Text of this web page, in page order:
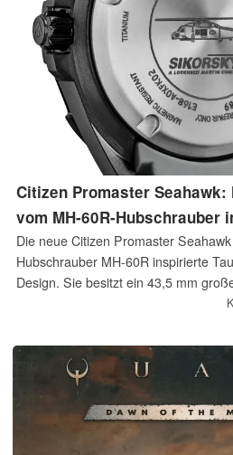
Citizen Promaster
vom MH-60R-Hubschrauber
Die neue Citizen Promaster
Hubschrauber MH-60R inspirierte
Design. Sie besitzt ein 43,5 mm
Drive-Uhrwerk und ist nach ISO-
USA erhältlich.